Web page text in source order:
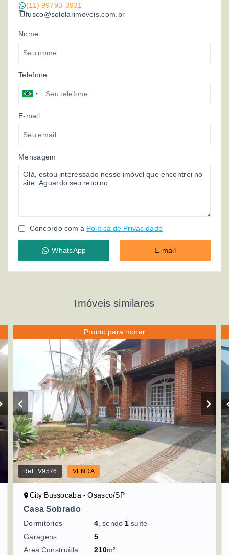
(11) 99793-3931
fusco@sololarimoveis.com.br
Nome
Telefone
E-mail
Mensagem
Concordo com a Política de Privacidade
WhatsApp E-mail
Imóveis similares
Pronto para morar
Ref.:V9576 VENDA
City Bussocaba - Osasco/SP
Casa Sobrado
Dormitórios 4, sendo1 suíte
Garagens
5
Área Construída
210m²